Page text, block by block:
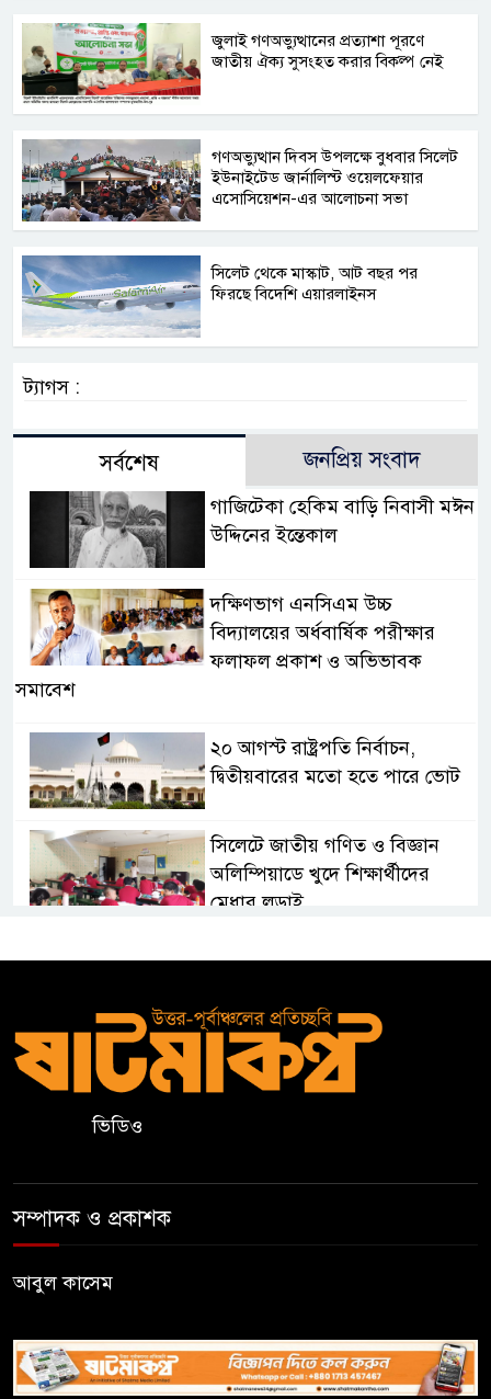
জুলাই গণঅভ্যুত্থানের প্রত্যাশা পূরণে
জাতীয় ঐক্য সুসংহত করার বিকল্প নেই
গণঅভ্যুত্থান দিবস উপলক্ষে বুধবার সিলেট
ইউনাইটেড জার্নালিস্ট ওয়েলফেয়ার
এসোসিয়েশন-এর আলোচনা সভা
সিলেট থেকে মাস্কাট, আট বছর পর
ফিরছে বিদেশি এয়ারলাইনস
ট্যাগস :
সর্বশেষ জনপ্রিয় সংবাদ
গাজিটেকা হেকিম বাড়ি নিবাসী মঈন
উদ্দিনের ইন্তেকাল
দক্ষিণভাগ এনসিএম উচ্চ
বিদ্যালয়ের অর্ধবার্ষিক পরীক্ষার
ফলাফল প্রকাশ ও অভিভাবক
সমাবেশ
২০ আগস্ট রাষ্ট্রপতি নির্বাচন,
দ্বিতীয়বারের মতো হতে পারে ভোট
সিলেটে জাতীয় গণিত ও বিজ্ঞান
অলিম্পিয়াডে খুদে শিক্ষার্থীদের
মেধার লড়াই
নালন্দা: যেখানে জ্ঞানচর্চায় ছুটে
ঝালকাঠির ভাসমান পেয়ারা হাটে
মার্কিন রাষ্ট্রদূত
বিএসএফের গুলিতে কুলাউড়ার
যুবক নিহত
ভিডিও
সম্পাদক ও প্রকাশক
আবুল কাসেম